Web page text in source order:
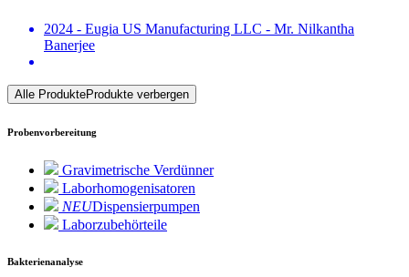
2024 - Eugia US Manufacturing LLC - Mr. Nilkantha
Banerjee
Alle ProdukteProdukte verbergen
Probenvorbereitung
Gravimetrische Verdünner
Laborhomogenisatoren
NEUDispensierpumpen
Laborzubehörteile
Bakterienanalyse